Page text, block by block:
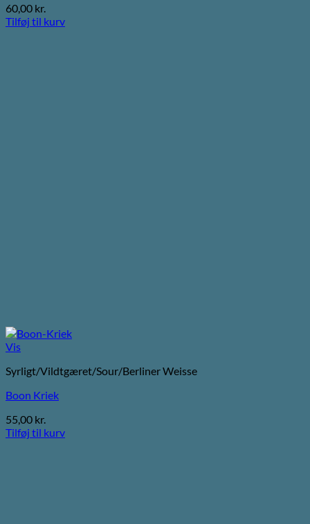
60,00 kr.
Tilføj til kurv
Vis
Syrligt/Vildtgæret/Sour/Berliner Weisse
Boon Kriek
55,00 kr.
Tilføj til kurv